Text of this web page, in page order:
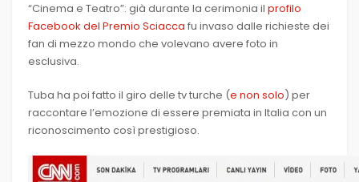
“Cinema e Teatro”: già durante la cerimonia il profilo
Facebook del Premio Sciacca fu invaso dalle richieste dei
fan di mezzo mondo che volevano avere foto in
esclusiva.
Tuba ha poi fatto il giro delle tv turche (e non solo) per
raccontare l’emozione di essere premiata in Italia con un
riconoscimento così prestigioso.